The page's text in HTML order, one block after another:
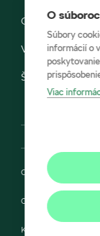
Objednávka do
Vozidlá ihneď k
Škoda E-shop
Ochrana osobných údajov
Cookies
Kontakt
O
Súbory
informácií o
Viac